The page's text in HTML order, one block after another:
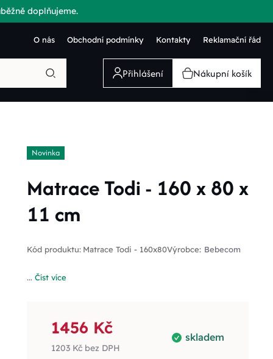
doplňujeme.
O nás Obchodní podmínky Kontakty Reklamační řád
Přihlášení Nákupní košík
Novinka
Matrace Todi - 160 x 80 x
11 cm
Kód produktu: Matrace Todi - 160x80Výrobce: Bebecom
... Číst více
skladem
1456 Kč
1203 Kčbez DPH